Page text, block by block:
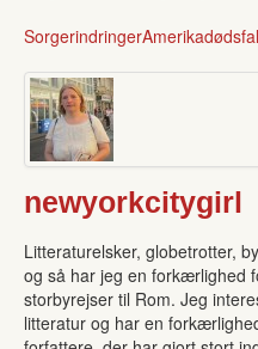
SorgerindringerAmerika
newyorkcitygirl
Litteraturelsker, globetrotter,
og så har jeg en forkærlighed
storbyrejser til Rom. Jeg
litteratur og har en